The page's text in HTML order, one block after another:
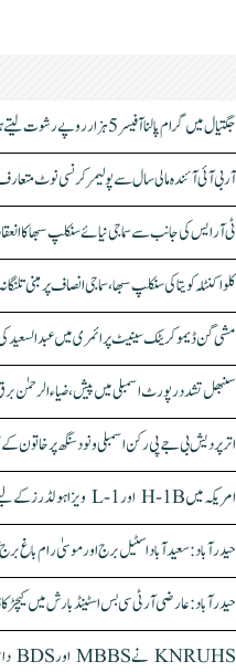
جگتیال میں گرام پالنا آفیسر 5 ہزار روپے رشوت لیتے ہوئے گرفتار
آر بی آئی آئندہ مالی سال سے پولیمر کرنسی نوٹ
ٹی آر ایس کی جانب سے سماجی نیائے سنکلپ سبھا کا
کلواکنٹلہ کویتا کی سنکلپ سبھا، سماجی انصاف پر مبنی
مشی گن ڈیموکریٹک سینیٹ پرائمری میں عبدالسعید
سنبھل تشدد رپورٹ اسمبلی میں پیش، ضیاء الرحمٰن
اتر پردیش بی جے پی رکن اسمبلی ونود سنگھ پر خاتون
امریکہ میں H-1B اور L-1 ویزا ہولڈرز کے لیے بڑی راحت، اب ملک چھوڑے بغیر ویزا تجدید ممکن
حیدرآباد: سعیدآباد اسٹیل برج اور موسیٰ رام باغ برج
حیدرآباد: عارضی آر ٹی سی بس اسٹینڈ بارش میں کیچڑ
KNRUHS نے MBBS اور BDS داخلوں کا نوٹیفکیشن جاری کر دیا